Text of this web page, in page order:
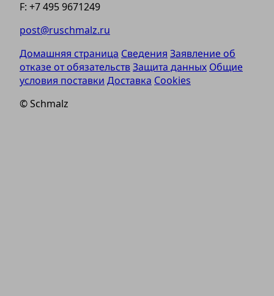
F: +7 495 9671249
post@ruschmalz.ru
Домашняя страница Сведения Заявление об
отказе от обязательствЗащита данных Общие
условия поставки Доставка Cookies
© Schmalz